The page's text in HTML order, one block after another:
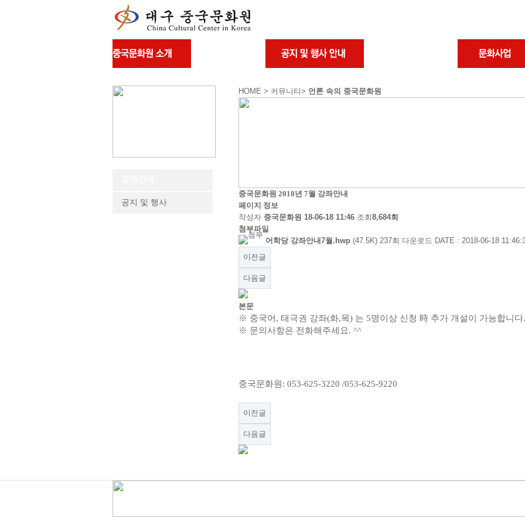
공지 및 행사
HOME > 커뮤니티> 언론 속의 중국문화원
중국문화원 2018년 7월 강좌안내
페이지 정보
작성자 중국문화원 18-06-18 11:46 조회8,684회
첨부파일
어학당 강좌안내7월.hwp (47.5K) 237회 다운로드 DATE : 2018-06-18
이전글
다음글
본문
※ 중국어 , 태극권 강좌(화,목) 는 5명이상 신청 時 추가 개설이 가능합니다.
※ 문의사항은 전화해주세요. ^^
중국문화원 : 053-625-3220 /053-625-9220
이전글
다음글